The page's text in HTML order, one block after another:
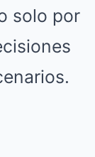
solo por